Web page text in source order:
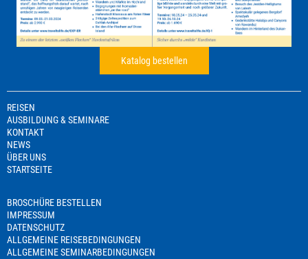
Katalog bestellen
REISEN
AUSBILDUNG & SEMINARE
KONTAKT
NEWS
ÜBER UNS
STARTSEITE
BROSCHÜRE BESTELLEN
IMPRESSUM
DATENSCHUTZ
ALLGEMEINE REISEBEDINGUNGEN
ALLGEMEINE SEMINARBEDINGUNGEN